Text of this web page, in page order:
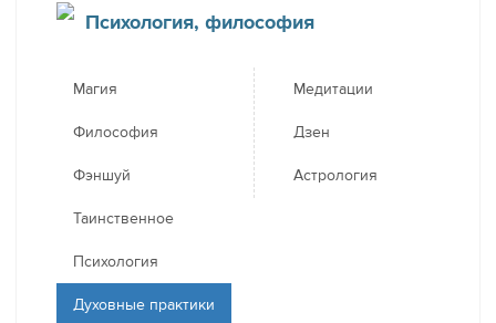
Психология, философия
Магия
Философия
Фэншуй
Таинственное
Психология
Духовные практики
Медитации
Дзен
Астрология